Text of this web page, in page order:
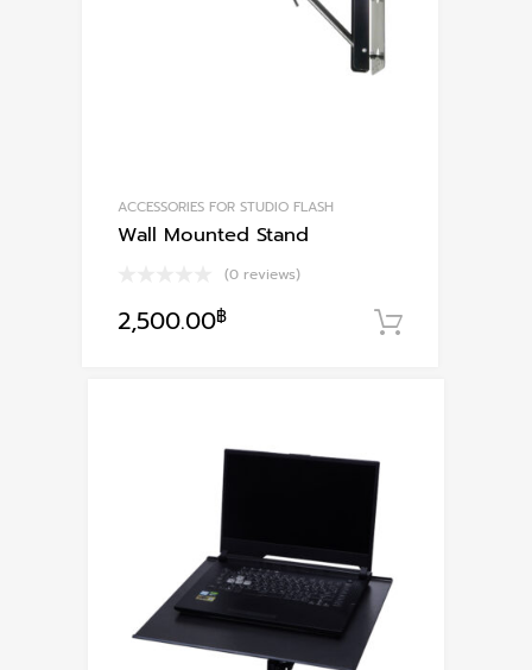
ACCESSORIES FOR STUDIO FLASH
Wall Mounted Stand
(0 reviews)
2,500.00฿